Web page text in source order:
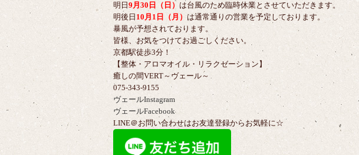
明日 9月30日（日） は台風のため臨時休業とさせていただきます。
明後日 10月1日（月） は通常通りの営業を予定しております。
暴風が予想されております。
皆様、お気をつけてお過ごしください。
京都駅徒歩3分！
【整体・アロマオイル・リラクゼーション】
癒しの間VERT～ヴェール～
075-343-9155
ヴェールInstagram
ヴェールFacebook
LINE＠お問い合わせはお友達登録からお気軽に☆